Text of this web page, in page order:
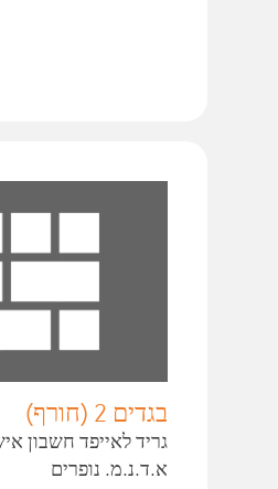
בגדים 2 (חורף)
א.ד.נ.מ. נופרים